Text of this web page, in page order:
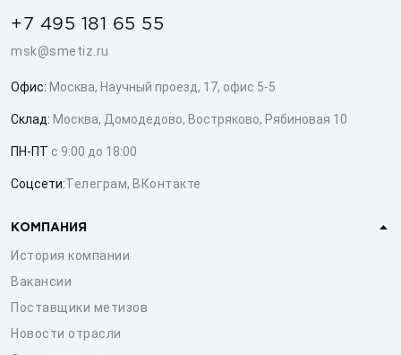
+7 495 181 65 55
msk@smetiz.ru
Офис: Москва, Научный проезд, 17, офис 5-5
Склад: Москва, Домодедово, Востряково, Рябиновая 10
ПН-ПТ с 9:00 до 18:00
Соцсети:Телеграм, ВКонтакте
КОМПАНИЯ
История компании
Вакансии
Поставщики метизов
Новости отрасли